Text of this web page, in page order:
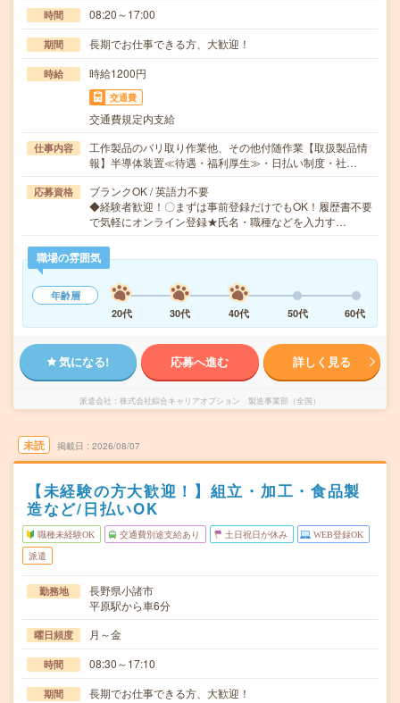
時間 08:20～17:00
期間 長期でお仕事できる方、大歓迎！
時給 時給1200円
交通費
交通費規定内支給
仕事内容
工作製品のバリ取り作業他、その他付随作業【取扱製品情
報】半導体装置≪待遇・福利厚生≫・日払い制度・社…
応募資格
ブランクOK / 英語力不要
◆経験者歓迎！〇まずは事前登録だけでもOK！履歴書不要
で気軽にオンライン登録★氏名・職種などを入力す…
職場の雰囲気
年齢層
20代
30代 40代 50代 60代
気になる! 応募へ進む 詳しく見る
派遣会社 株式会社綜合キャリアオプション 製造事業部（全国）
未読 掲載日 2026/08/07
【未経験の方大歓迎！】組立・加工・食品製
造など/日払いOK
職種未経験OK 交通費別途支給あり 土日祝日が休み WEB登録OK
派遣
勤務地
長野県小諸市
平原駅から車6分
曜日頻度 月～金
時間 08:30～17:10
期間 長期でお仕事できる方、大歓迎！